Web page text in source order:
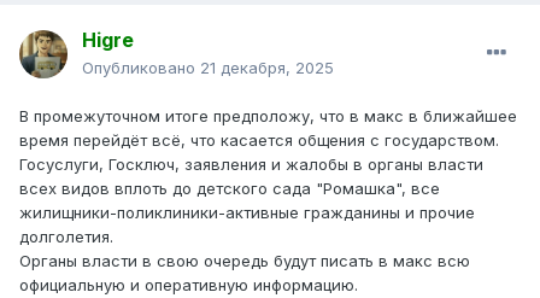
Higre
Опубликовано 21 декабря, 2025
В промежуточном итоге предположу, что в макс в ближайшее
время перейдёт всё, что касается общения с государством.
Госуслуги, Госключ, заявления и жалобы в органы власти
всех видов вплоть до детского сада "Ромашка", все
жилищники-поликлиники-активные гражданины и прочие
долголетия.
Органы власти в свою очередь будут писать в макс всю
официальную и оперативную информацию.